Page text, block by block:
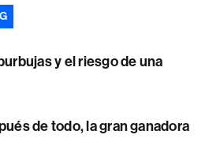
y el riesgo de una
de todo, la gran ganadora